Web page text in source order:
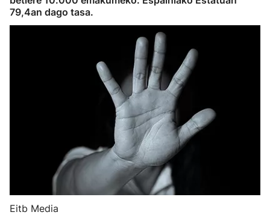
79,4an dago tasa.
Eitb Media